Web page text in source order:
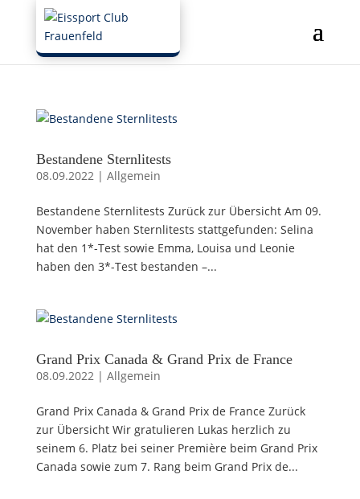
Bestandene Sternlitests
08.09.2022| Allgemein
Bestandene Sternlitests Zurück zur Übersicht Am 09.
November haben Sternlitests stattgefunden: Selina
hat den 1*-Test sowie Emma, Louisa und Leonie
haben den 3*-Test bestanden –...
Grand Prix Canada & Grand Prix de France
08.09.2022| Allgemein
Grand Prix Canada & Grand Prix de France Zurück
zur Übersicht Wir gratulieren Lukas herzlich zu
seinem 6. Platz bei seiner Première beim Grand Prix
Canada sowie zum 7. Rang beim Grand Prix de...